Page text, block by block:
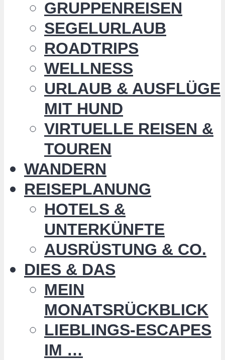
GRUPPENREISEN
SEGELURLAUB
ROADTRIPS
WELLNESS
URLAUB & AUSFLÜGE
MIT HUND
VIRTUELLE REISEN &
TOUREN
WANDERN
REISEPLANUNG
HOTELS &
UNTERKÜNFTE
AUSRÜSTUNG & CO.
DIES & DAS
MEIN
MONATSRÜCKBLICK
LIEBLINGS-ESCAPES
IM …